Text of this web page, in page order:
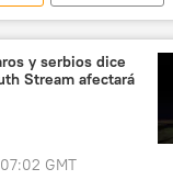
Bulgaria
Serbia
Stream
encuesta
y serbios dice
Stream afectará
GMT